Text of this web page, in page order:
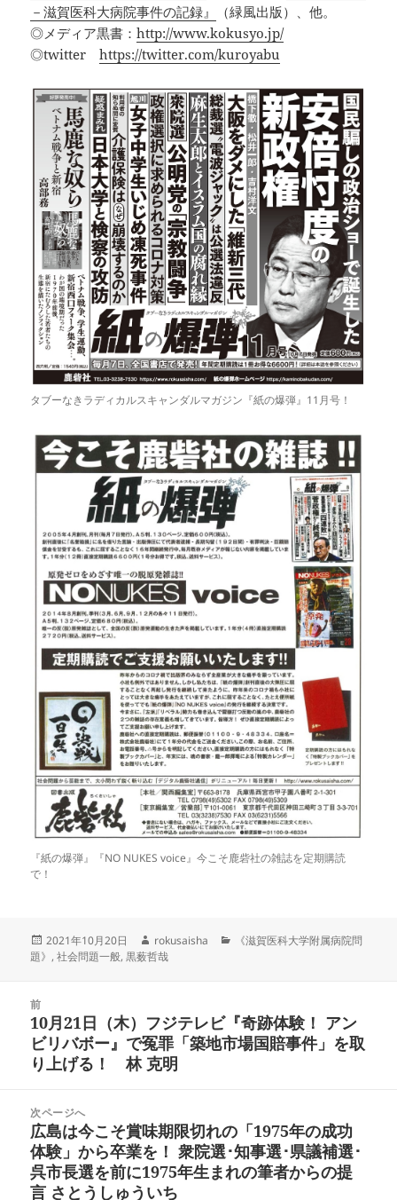
－滋賀医科大病院事件の記録』
（緑風出版）、他。
◎メディア黒書：http://www.kokusyo.jp/
◎twitterhttps://twitter.com/kuroyabu
タブーなきラディカルスキャンダルマガジン『紙の爆弾』11月号！
『紙の爆弾』『NO NUKES voice』今こそ鹿砦社の雑誌を定期購読
で！
投
稿
2021年10月20日
作
成
rokusaisha
カ《滋賀医科大学附属病院問
題》 ,社会問題一般,黒薮哲哉
前
前
の
投
10月21日（木）フジテレビ『奇跡体験！ アン
ビリバボー』で冤罪「築地市場国賠事件」を取
り上げる！ 林 克明
次ページへ
次
の
投
稿:
広島は今こそ賞味期限切れの「1975年の成功
体験」から卒業を！ 衆院選･知事選･県議補選･
呉市長選を前に1975年生まれの筆者からの提
言 さとうしゅういち